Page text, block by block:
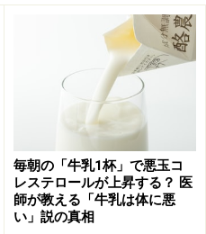
テ防止栄養ドリンク
れは米麹を発酵させたもの
ため甘い飲み物になり、ア
ん。日本酒と原料が同じ
酒になるので、「甘酒」と
毎朝の「牛乳1杯」で悪玉コ
レステロールが上昇する？ 医
師が教える「牛乳は体に悪
い」説の真相